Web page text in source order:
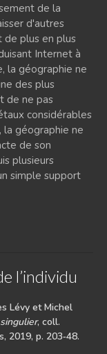
de la
d'autres
de plus en plus
Internet à
la géographie ne
des plus
de ne pas
considérables
la géographie ne
de son
plusieurs
simple support
l’individu
Lévy et Michel
, coll.
2019, p. 203‑48.